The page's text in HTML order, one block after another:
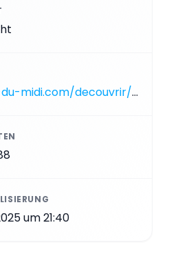
https://canal-du-midi.com/decouvrir/fil-eau/toulouse-a-naurouze/seuil-naurouze
um 21:40